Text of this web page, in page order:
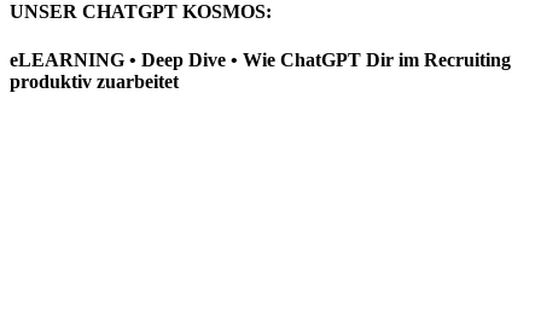
UNSER CHATGPT KOSMOS:
eLEARNING • Deep Dive • Wie ChatGPT Dir im Recruiting
produktiv zuarbeitet